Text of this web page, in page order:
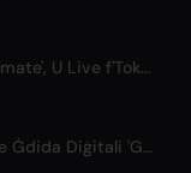
AliA Jħabbar Album Post-Hiatt 'mate', U Live f'Tokyo
ShowMinorSavage Ħabbru Single Ġdida Diġitali 'Gradation'